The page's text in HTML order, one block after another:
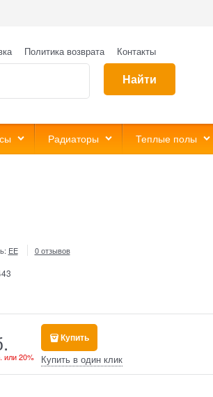
Политика возврата Контакты
Найти
Радиаторы Теплые полы
EE 0 отзывов
или20%
Купить
Купить в один клик